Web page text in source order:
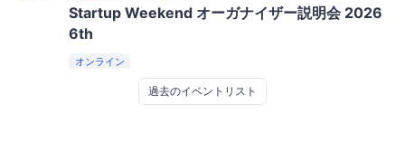
Startup Weekend オーガナイザー説明会 2026
6th
オンライン
過去のイベントリスト